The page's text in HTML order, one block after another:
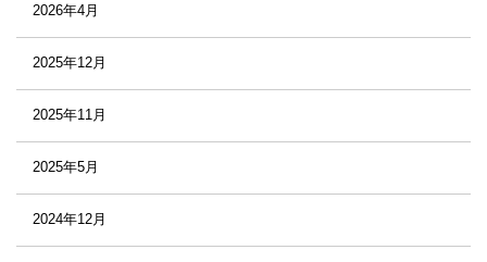
2026年4月
2025年12月
2025年11月
2025年5月
2024年12月